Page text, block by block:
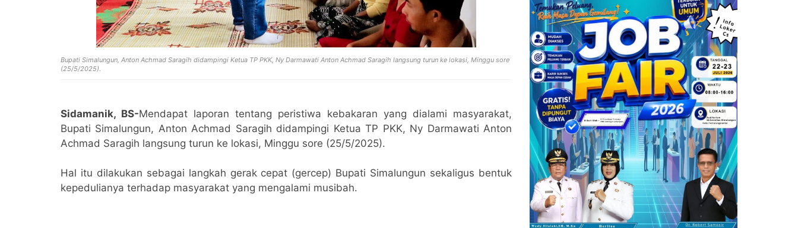
Bupati Simalungun, Anton Achmad Saragih didampingi Ketua TP PKK, Ny Darmawati Anton Achmad Saragih langsung turun ke lokasi, Minggu sore
(25/5/2025).
Sidamanik, BS-Mendapat laporan tentang peristiwa kebakaran yang dialami masyarakat,
Bupati Simalungun, Anton Achmad Saragih didampingi Ketua TP PKK, Ny Darmawati Anton
Achmad Saragih langsung turun ke lokasi, Minggu sore (25/5/2025).
Hal itu dilakukan sebagai langkah gerak cepat (gercep) Bupati Simalungun sekaligus bentuk
kepedulianya terhadap masyarakat yang mengalami musibah.